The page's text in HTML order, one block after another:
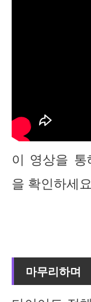
이 영상을
을 확인하세
마무리하며